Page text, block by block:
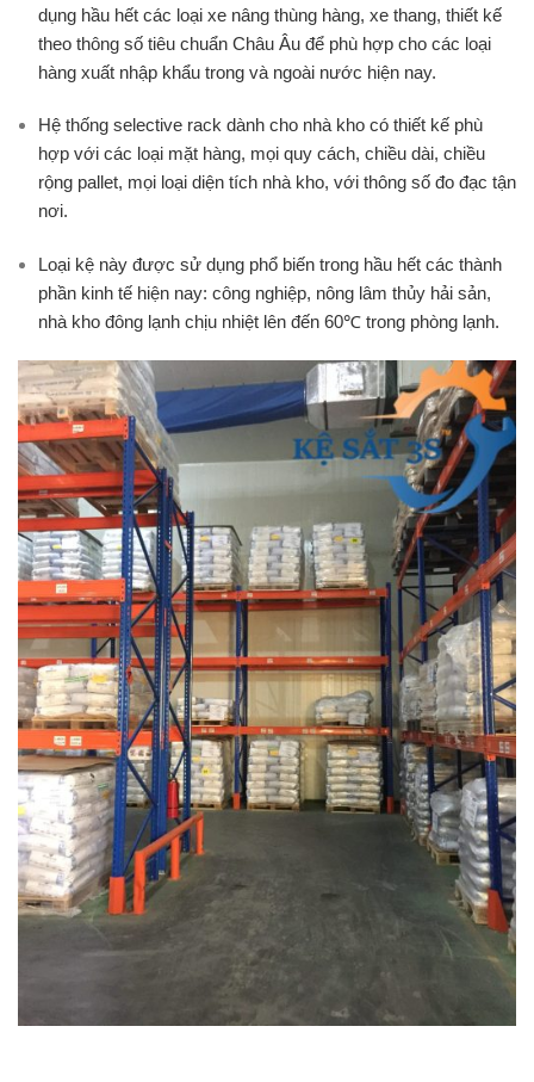
dụng hầu hết các loại xe nâng thùng hàng, xe thang, thiết kế
theo thông số tiêu chuẩn Châu Âu để phù hợp cho các loại
hàng xuất nhập khẩu trong và ngoài nước hiện nay.
Hệ thống selective rack dành cho nhà kho có thiết kế phù
hợp với các loại mặt hàng, mọi quy cách, chiều dài, chiều
rộng pallet, mọi loại diện tích nhà kho, với thông số đo đạc tận
nơi.
Loại kệ này được sử dụng phổ biến trong hầu hết các thành
phần kinh tế hiện nay: công nghiệp, nông lâm thủy hải sản,
nhà kho đông lạnh chịu nhiệt lên đến 60℃ trong phòng lạnh.